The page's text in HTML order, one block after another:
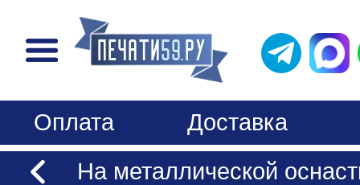
Оплата
Доставка
На металлической